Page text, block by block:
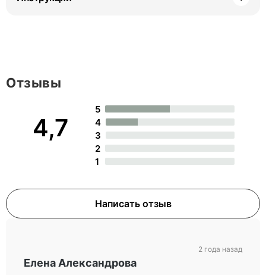
4,7
5
4
3
2
1
Написать отзыв
Отзывы
Елена Александрова
2 года назад